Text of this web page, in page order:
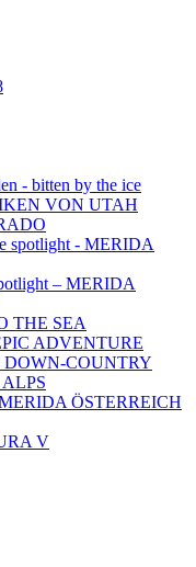
- bitten by the ice
VON UTAH
spotlight - MERIDA
– MERIDA
THE SEA
ADVENTURE
DOWN-COUNTRY
ÖSTERREICH
V